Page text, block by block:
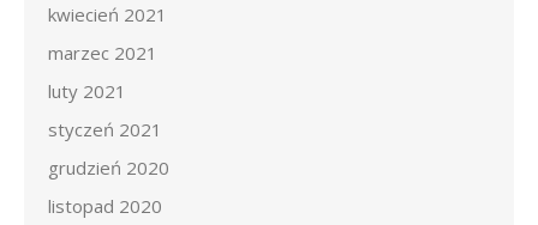
kwiecień 2021
marzec 2021
luty 2021
styczeń 2021
grudzień 2020
listopad 2020